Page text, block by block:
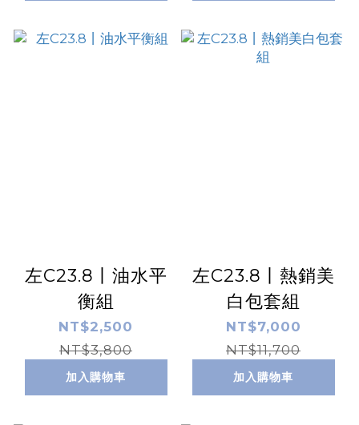
左C23.8丨油水平
衡組
NT$2,500
NT$3,800
加入購物車
左C23.8丨熱銷美
白包套組
NT$7,000
NT$11,700
加入購物車